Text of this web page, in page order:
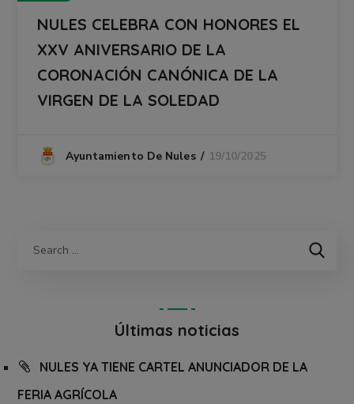
NULES CELEBRA CON HONORES EL
XXV ANIVERSARIO DE LA
CORONACIÓN CANÓNICA DE LA
VIRGEN DE LA SOLEDAD
Ayuntamiento De Nules 19/10/2025
Últimas noticias
NULES YA TIENE CARTEL ANUNCIADOR DE LA
FERIA AGRÍCOLA